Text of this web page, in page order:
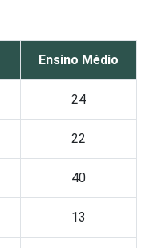
Ensino Médio
24
22
40
13